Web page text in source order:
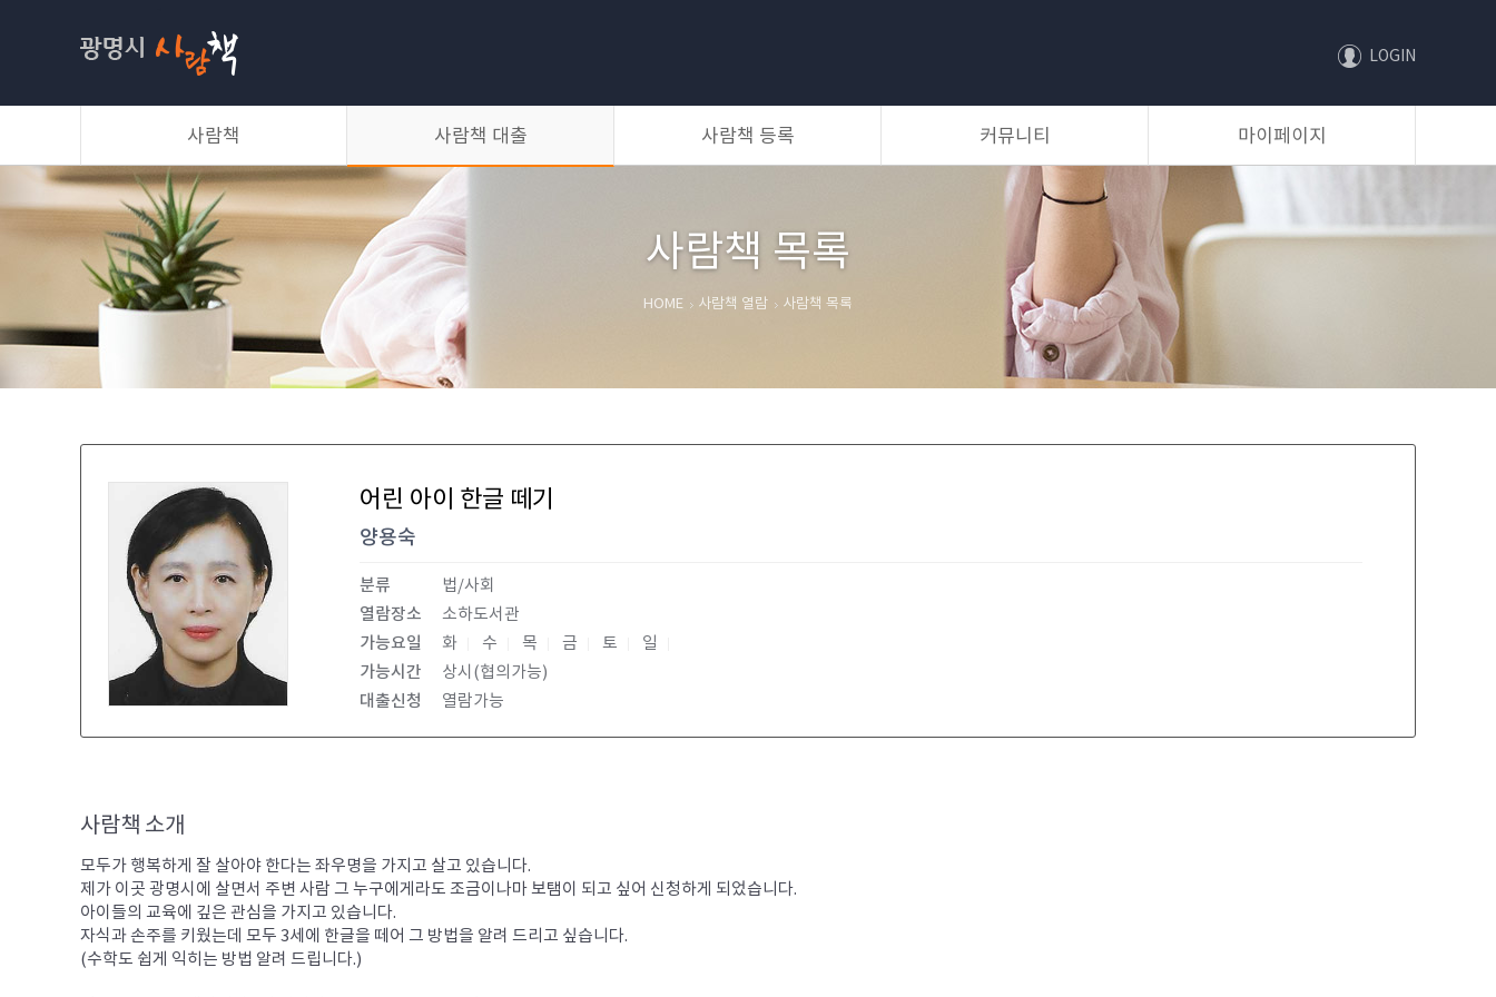
LOGIN
사람책
소개
사람책 대출
사람책 목록
이달의 사람책
대출방법
사람책 등록 커뮤니티 마이페이지
대출 현황
등록 및 대출신청 관리
사람책 목록
HOME 사람책 열람 사람책 목록
어린 아이 한글 떼기
양용숙
분류
법/사회
열람장소
소하도서관
가능요일
화 수 목 금 토
일
가능시간
상시(협의가능)
대출신청
열람가능
사람책 소개
모두가 행복하게 잘 살아야 한다는 좌우명을 가지고 살고 있습니다.
제가 이곳 광명시에 살면서 주변 사람 그 누구에게라도 조금이나마 보탬이 되고 싶어 신청하게 되었습니다.
아이들의 교육에 깊은 관심을 가지고 있습니다.
자식과 손주를 키웠는데 모두 3세에 한글을 떼어 그 방법을 알려 드리고 싶습니다.
(수학도 쉽게 익히는 방법 알려 드립니다.)